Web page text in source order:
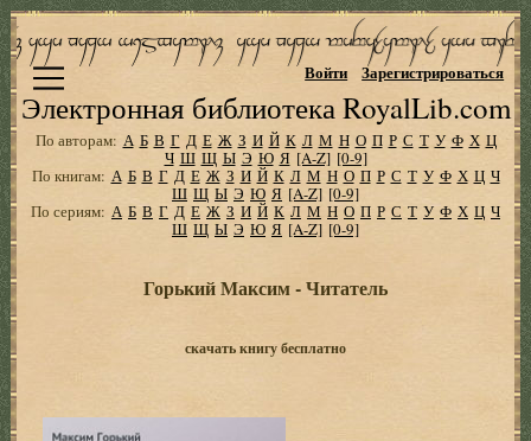
Электронная библиотека RoyalLib.com
Войти Зарегистрироваться
По авторам: А Б В Г Д Е Ж З И Й К Л М Н О П Р С Т У Ф Х Ц
Ч Ш Щ Ы Э Ю Я [A-Z] [0-9]
По книгам: А Б В Г Д Е Ж З И Й К Л М Н О П Р С Т У Ф Х Ц Ч
Ш Щ Ы Э Ю Я [A-Z] [0-9]
По сериям: А Б В Г Д Е Ж З И Й К Л М Н О П Р С Т У Ф Х Ц Ч
Ш Щ Ы Э Ю Я [A-Z] [0-9]
Горький Максим - Читатель
скачать книгу бесплатно